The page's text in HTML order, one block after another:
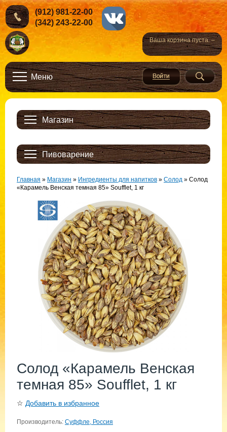
Ваша корзина пуста. –
(912) 981-22-00
(342) 243-22-00
Меню
Магазин
Пивоварение
Главная » Магазин » Ингредиенты для напитков » Солод » Солод
«Карамель Венская темная 85» Soufflet, 1 кг
Солод «Карамель Венская
темная 85» Soufflet, 1 кг
☆ Добавить в избранное
Производитель: Суффле, Россия